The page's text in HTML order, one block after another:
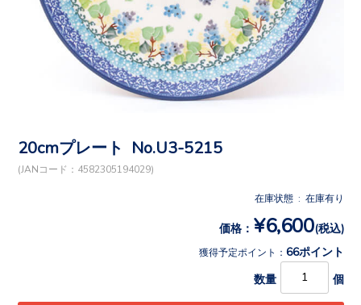
20cmプレート No.U3-5215
(JANコード：4582305194029)
在庫状態 : 在庫有り
価格： ¥6,600(税込)
獲得予定ポイント： 66ポイント
数量 個